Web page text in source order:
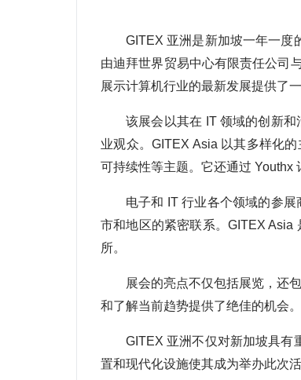
GITEX 亚洲是新加坡一年一度
由迪拜世界贸易中心有限责任公司
展示计算机行业的最新发展提供了一
该展会以其在 IT 领域的创新
业观众。GITEX Asia 以其多样化
可持续性等主题。它还通过 Youthx
电子和 IT 行业各个领域的参
市和地区的紧密联系。GITEX Asia
所。
展会的亮点不仅包括展览，还
和了解当前趋势提供了绝佳的机会。
GITEX 亚洲不仅对新加坡具有
置和现代化设施使其成为举办此次